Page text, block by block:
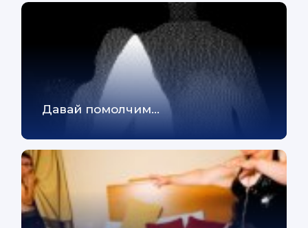
Давай помолчим...